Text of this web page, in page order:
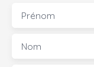
Prénom
Nom